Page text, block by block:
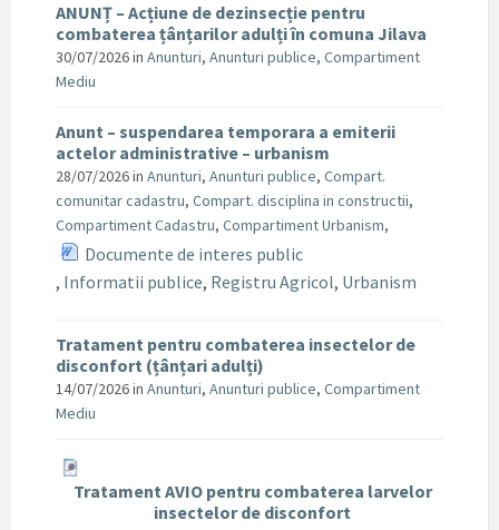
ANUNȚ – Acțiune de dezinsecție pentru
combaterea țânțarilor adulți în comuna Jilava
30/07/2026in Anunturi, Anunturi publice, Compartiment
Mediu
Anunt – suspendarea temporara a emiterii
actelor administrative – urbanism
28/07/2026in Anunturi, Anunturi publice, Compart.
comunitar cadastru, Compart. disciplina in constructii,
Compartiment Cadastru, Compartiment Urbanism,
Documente de interes public
, Informatii publice, Registru Agricol, Urbanism
Tratament pentru combaterea insectelor de
disconfort (țânțari adulți)
14/07/2026in Anunturi, Anunturi publice, Compartiment
Mediu
Tratament AVIO pentru combaterea larvelor
insectelor de disconfort